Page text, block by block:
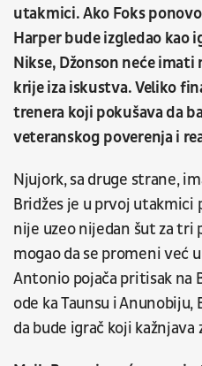
utakmici. Ako Foks
Harper bude izgledao kao
Nikse, Džonson neće
krije iza iskustva. Veliko
trenera koji pokušava da
veteranskog poverenja i
Njujork, sa druge strane,
Bridžes je u prvoj utakmici
nije uzeo nijedan šut za tri
mogao da se promeni već
Antonio pojača pritisak na
ode ka Taunsu i
da bude igrač koji